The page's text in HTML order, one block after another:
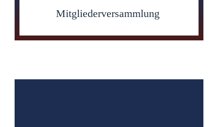
Mitgliederversammlung